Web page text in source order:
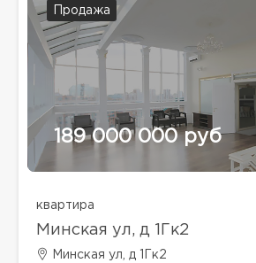
Продажа
189 000 000 руб
квартира
Минская ул, д 1Гк2
Минская ул, д 1Гк2